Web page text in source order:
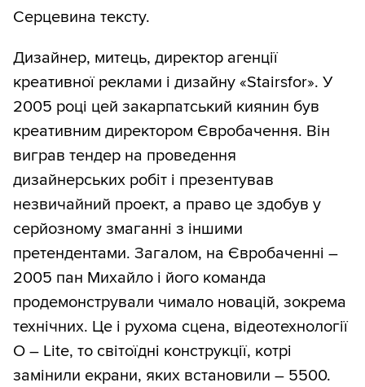
Серцевина тексту.
Дизайнер, митець, директор агенції
креативної реклами і дизайну «Stairsfor». У
2005 році цей закарпатський киянин був
креативним директором Євробачення. Він
виграв тендер на проведення
дизайнерських робіт і презентував
незвичайний проект, а право це здобув у
серйозному змаганні з іншими
претендентами. Загалом, на Євробаченні –
2005 пан Михайло і його команда
продемонстрували чимало новацій, зокрема
технічних. Це і рухома сцена, відеотехнології
O – Lite, то світоїдні конструкції, котрі
замінили екрани, яких встановили – 5500.